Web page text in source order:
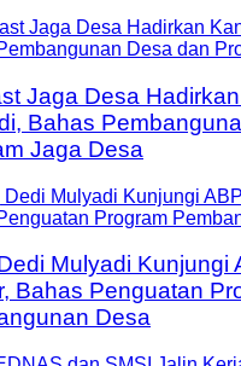
Jaga Desa
Bahas
Jaga Desa
Mulyadi Kunjungi
Bahas Penguatan
Desa